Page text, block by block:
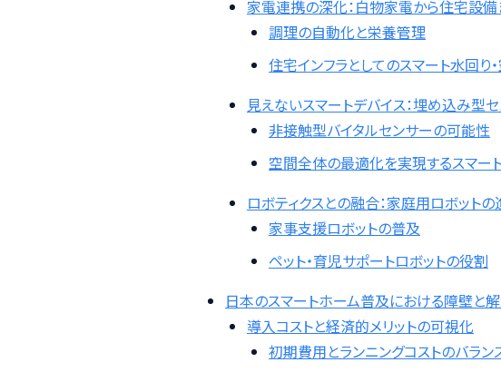
家電連携の深化：白物家電から住宅設備
調理の自動化と栄養管理
住宅インフラとしてのスマート水回り
見えないスマートデバイス：埋め込み型
非接触型バイタルセンサーの可能性
空間全体の最適化を実現するスマー
ロボティクスとの融合：家庭用ロボットの
家事支援ロボットの普及
ペット・育児サポートロボットの役割
日本のスマートホーム普及における障壁と
導入コストと経済的メリットの可視化
初期費用とランニングコストのバラン